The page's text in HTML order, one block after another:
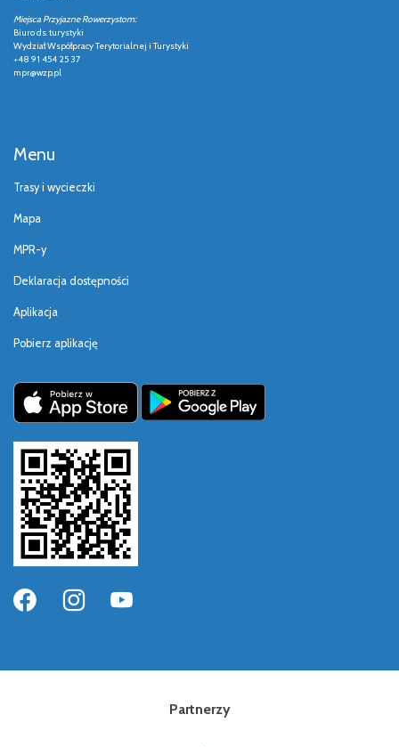
Miejsca Przyjazne Rowerzystom:
Biuro ds. turystyki
Wydział Współpracy Terytorialnej i Turystyki
+48 91 454 25 37
mpr@wzp.pl
Menu
Trasy i wycieczki
Mapa
MPR-y
Deklaracja dostępności
Aplikacja
Pobierz aplikację
Partnerzy